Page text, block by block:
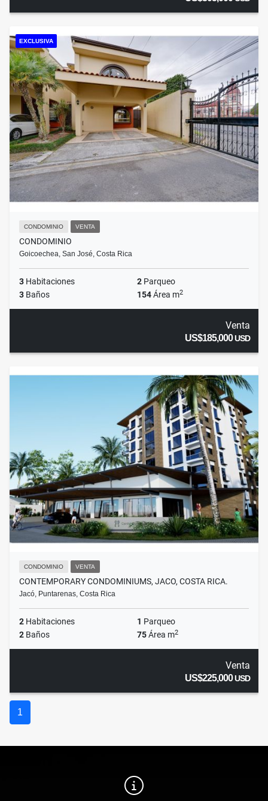
EXCLUSIVA
CONDOMINIO VENTA
CONDOMINIO
Goicoechea, San José, Costa Rica
3 Habitaciones 2 Parqueo
3 Baños 154Área m2
Venta
US$185,000USD
CONDOMINIO VENTA
CONTEMPORARY CONDOMINIUMS, JACO, COSTA RICA.
Jacó, Puntarenas, Costa Rica
2 Habitaciones 1 Parqueo
2 Baños 75Área m2
Venta
US$225,000USD
1